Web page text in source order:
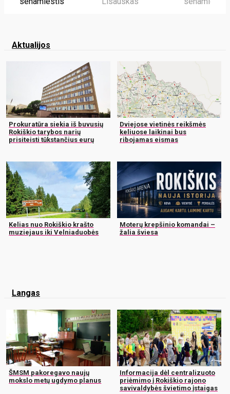
Aktualijos
Prokuratūra siekia iš buvusių
Rokiškio tarybos narių
prisiteisti tūkstančius eurų
Dviejose vietinės reikšmės
keliuose laikinai bus
ribojamas eismas
Kelias nuo Rokiškio krašto
muziejaus iki Velniaduobės
Moterų krepšinio komandai –
žalia šviesa
Langas
ŠMSM pakoregavo naujų
mokslo metų ugdymo planus
Informacija dėl centralizuoto
priėmimo į Rokiškio rajono
savivaldybės švietimo įstaigas